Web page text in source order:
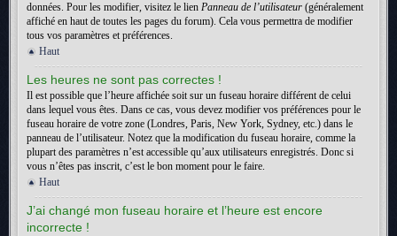
données. Pour les modifier, visitez le lien Panneau de l’utilisateur (généralement
affiché en haut de toutes les pages du forum). Cela vous permettra de modifier
tous vos paramètres et préférences.
Haut
Les heures ne sont pas correctes !
Il est possible que l’heure affichée soit sur un fuseau horaire différent de celui
dans lequel vous êtes. Dans ce cas, vous devez modifier vos préférences pour le
fuseau horaire de votre zone (Londres, Paris, New York, Sydney, etc.) dans le
panneau de l’utilisateur. Notez que la modification du fuseau horaire, comme la
plupart des paramètres n’est accessible qu’aux utilisateurs enregistrés. Donc si
vous n’êtes pas inscrit, c’est le bon moment pour le faire.
Haut
J’ai changé mon fuseau horaire et l’heure est encore
incorrecte !